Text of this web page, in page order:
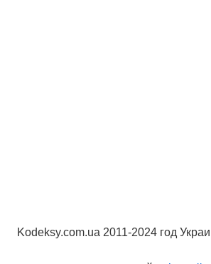
Kodeksy.com.ua 2011-2024 год